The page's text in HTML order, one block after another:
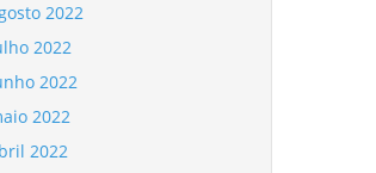
2022
2022
2022
2022
2022